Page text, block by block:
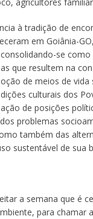
à tradição de
em Goiânia-
se
que resultem na
de meios de vida
culturais dos
de posições
problemas
também das
sustentável de sua
a semana que é
para chamar